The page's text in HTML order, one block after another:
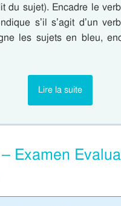
du sujet). Encadre le
s’il s’agit d’un
les sujets en bleu,
Lire la suite
Examen